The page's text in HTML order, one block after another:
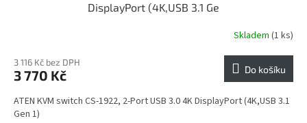
DisplayPort (4K,USB 3.1 Ge
Skladem (1 ks)
3 116 Kč bez DPH
3 770 Kč Do košíku
ATEN KVM switch CS-1922, 2-Port USB 3.0 4K DisplayPort (4K,USB 3.1
Gen 1)